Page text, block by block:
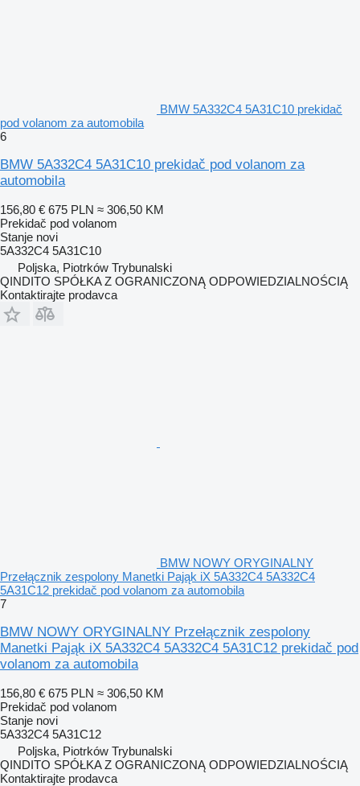
BMW 5A332C4 5A31C10 prekidač
pod volanom za automobila
6
BMW 5A332C4 5A31C10 prekidač pod volanom za
automobila
156,80 € 675 PLN ≈ 306,50 KM
Prekidač pod volanom
Stanje novi
5A332C4 5A31C10
Poljska, Piotrków Trybunalski
QINDITO SPÓŁKA Z OGRANICZONĄ ODPOWIEDZIALNOŚCIĄ
Kontaktirajte prodavca
BMW NOWY ORYGINALNY
Przełącznik zespolony Manetki Pająk iX 5A332C4 5A332C4
5A31C12 prekidač pod volanom za automobila
7
BMW NOWY ORYGINALNY Przełącznik zespolony
Manetki Pająk iX 5A332C4 5A332C4 5A31C12 prekidač pod
volanom za automobila
156,80 € 675 PLN ≈ 306,50 KM
Prekidač pod volanom
Stanje novi
5A332C4 5A31C12
Poljska, Piotrków Trybunalski
QINDITO SPÓŁKA Z OGRANICZONĄ ODPOWIEDZIALNOŚCIĄ
Kontaktirajte prodavca